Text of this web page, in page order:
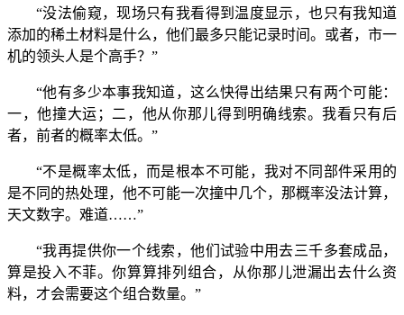
“没法偷窥，现场只有我看得到温度显示，也只有我知道
添加的稀土材料是什么，他们最多只能记录时间。或者，市一
机的领头人是个高手？”
“他有多少本事我知道，这么快得出结果只有两个可能：
一，他撞大运；二，他从你那儿得到明确线索。我看只有后
者，前者的概率太低。”
“不是概率太低，而是根本不可能，我对不同部件采用的
是不同的热处理，他不可能一次撞中几个，那概率没法计算，
天文数字。难道……”
“我再提供你一个线索，他们试验中用去三千多套成品，
算是投入不菲。你算算排列组合，从你那儿泄漏出去什么资
料，才会需要这个组合数量。”